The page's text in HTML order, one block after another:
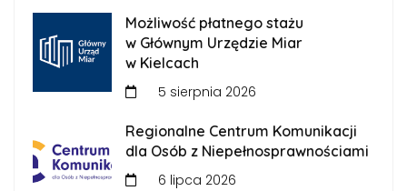
Możliwość płatnego stażu
w Głównym Urzędzie Miar
w Kielcach
5 sierpnia 2026
Regionalne Centrum Komunikacji
dla Osób z Niepełnosprawnościami
6 lipca 2026